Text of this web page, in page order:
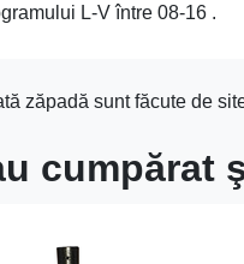
L-V între 08-16 .
zăpadă sunt făcute de
cumpărat